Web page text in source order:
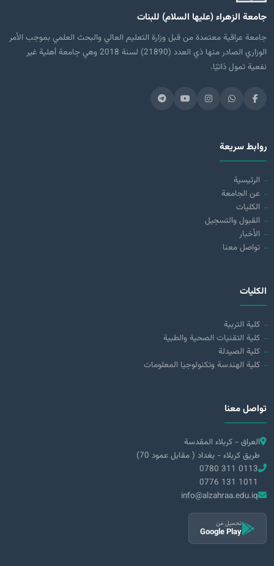
جامعة الزهراء (عليها السلام) للبنات
جامعة عراقية معتمدة من قبل وزارة التعليم العالي والبحث العلمي بموجب الأمر
الوزاري الصادر منها ذي العدد (21890) لسنة 2018 وهي جامعة أهلية غير
نفعية تمول ذاتيًا.
روابط سريعة
الرئيسية
عن الجامعة
الكليات
القبول والتسجيل
الأخبار
تواصل معنا
الكليات
كلية التربية
كلية التقنيات الصحية والطبية
كلية الصيدلة
كلية الهندسة وتكنولوجيا المعلومات
تواصل معنا
العراق - كربلاء المقدسة
طريق كربلاء - بغداد ( مقابل عمود 70)
0780 311 0113
0776 131 1011
info@alzahraa.edu.iq
تحميل من
Google Play